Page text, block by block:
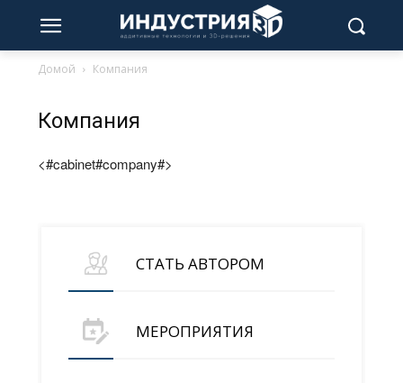
Домой Компания
Компания
<#cabinet#company#>
СТАТЬ АВТОРОМ
МЕРОПРИЯТИЯ